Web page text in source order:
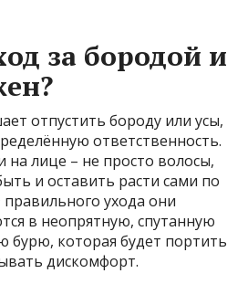
за бородой и
отпустить бороду или усы,
ответственность.
на лице – не просто волосы,
и оставить расти сами по
правильного ухода они
в неопрятную, спутанную
бурю, которая будет портить
дискомфорт.